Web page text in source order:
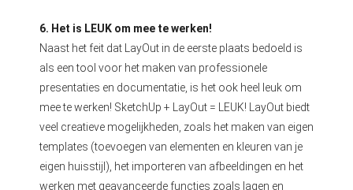
6. Het is LEUK om mee te werken!
Naast het feit dat LayOut in de eerste plaats bedoeld is
als een tool voor het maken van professionele
presentaties en documentatie, is het ook heel leuk om
mee te werken! SketchUp + LayOut = LEUK! LayOut biedt
veel creatieve mogelijkheden, zoals het maken van eigen
templates (toevoegen van elementen en kleuren van je
eigen huisstijl), het importeren van afbeeldingen en het
werken met geavanceerde functies zoals lagen en